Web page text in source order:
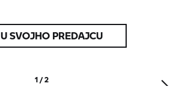
SVOJHO PREDAJCU
1 / 2